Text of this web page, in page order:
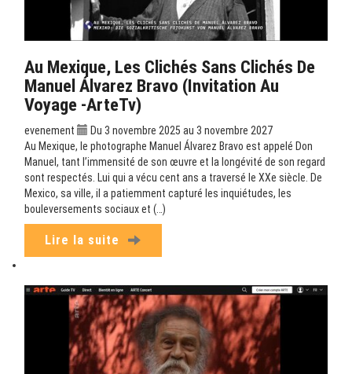
Au Mexique, Les Clichés Sans Clichés De
Manuel Álvarez Bravo (Invitation Au
Voyage -ArteTv)
evenement
Du 3 novembre 2025 au 3 novembre 2027
Au Mexique, le photographe Manuel Álvarez Bravo est appelé Don
Manuel, tant l’immensité de son œuvre et la longévité de son regard
sont respectés. Lui qui a vécu cent ans a traversé le XXe siècle. De
Mexico, sa ville, il a patiemment capturé les inquiétudes, les
bouleversements sociaux et (…)
Lire la suite